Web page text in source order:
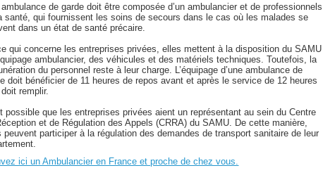
ambulance de garde doit être composée d’un ambulancier et de professionnels
santé, qui fournissent les soins de secours dans le cas où les malades se
dans un état de santé précaire.
qui concerne les entreprises privées, elles mettent à la disposition du SAMU
ambulancier, des véhicules et des matériels techniques. Toutefois, la
du personnel reste à leur charge. L’équipage d’une ambulance de
doit bénéficier de 11 heures de repos avant et après le service de 12 heures
doit remplir.
possible que les entreprises privées aient un représentant au sein du Centre
et de Régulation des Appels (CRRA) du SAMU. De cette manière,
peuvent participer à la régulation des demandes de transport sanitaire de leur
ici un Ambulancier en France et proche de chez vous.